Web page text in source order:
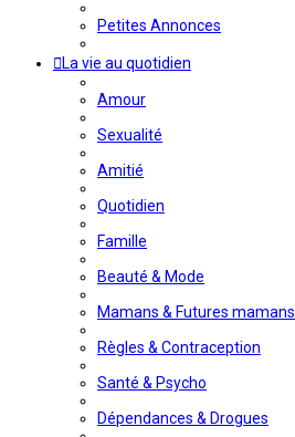
Petites Annonces
La vie au quotidien
Amour
Sexualité
Amitié
Quotidien
Famille
Beauté & Mode
Mamans & Futures mamans
Règles & Contraception
Santé & Psycho
Dépendances & Drogues